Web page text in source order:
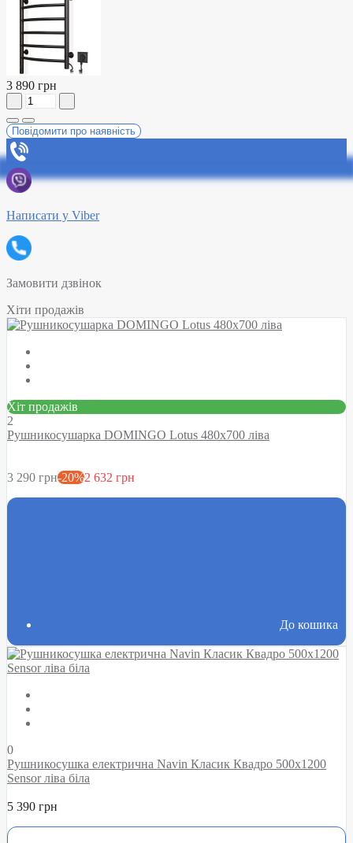
3 890 грн
Повідомити про наявність
Написати у Viber
Замовити дзвінок
Хіти продажів
Хіт продажів
2
Рушникосушарка DOMINGO Lotus 480х700 ліва
3 290 грн-20%2 632 грн
До кошика
0
Рушникосушка електрична Navin Класик Квадро 500х1200
Sensor ліва біла
5 390 грн